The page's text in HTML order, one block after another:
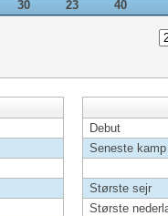
30 23 40
Debut
Seneste kamp
Største sejr
Største